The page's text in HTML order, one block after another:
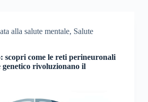
alla salute mentale, Salute
scopri come le reti perineuronali
rivoluzionano il